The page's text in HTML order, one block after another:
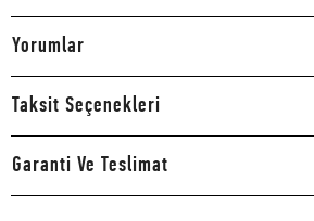
Yorumlar
Taksit Seçenekleri
Garanti Ve Teslimat